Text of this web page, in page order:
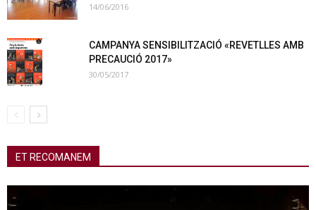
14/06/2016
CAMPANYA SENSIBILITZACIÓ «REVETLLES AMB
PRECAUCIÓ 2017»
30/05/2017
ET RECOMANEM